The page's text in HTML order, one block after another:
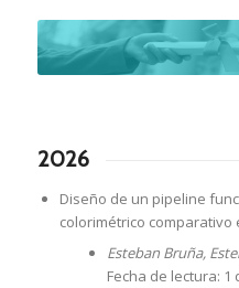
2026
Diseño de un pipeline
colorimétrico comparativo
Esteban Bruña,
Fecha de lectura: 1